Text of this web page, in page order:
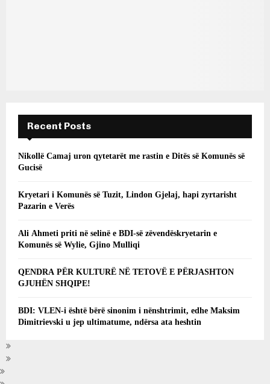
Recent Posts
Nikollë Camaj uron qytetarët me rastin e Ditës së Komunës së
Gucisë
Kryetari i Komunës së Tuzit, Lindon Gjelaj, hapi zyrtarisht
Pazarin e Verës
Ali Ahmeti priti në selinë e BDI-së zëvendëskryetarin e
Komunës së Wylie, Gjino Mulliqi
QENDRA PËR KULTURË NË TETOVË E PËRJASHTON
GJUHËN SHQIPE!
BDI: VLEN-i është bërë sinonim i nënshtrimit, edhe Maksim
Dimitrievski u jep ultimatume, ndërsa ata heshtin